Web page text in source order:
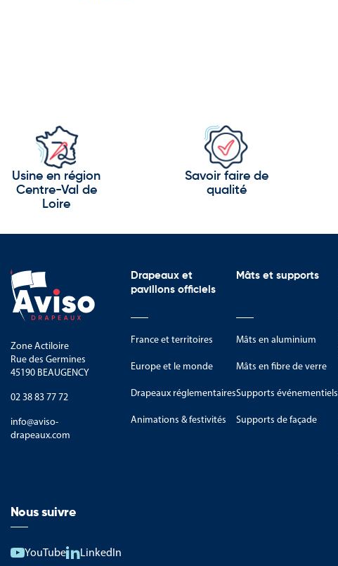
Usine en région
Centre-Val de
Loire
Savoir faire de
qualité
Zone Actiloire
Rue des Germines
45190 BEAUGENCY
02 38 83 77 72
info@aviso-
drapeaux.com
Drapeaux et
pavillons officiels
France et territoires
Europe et le monde
Drapeaux réglementaires
Animations & festivités
Mâts et supports
Mâts en aluminium
Mâts en fibre de verre
Supports événementiels
Supports de façade
Nous suivre
YouTube LinkedIn